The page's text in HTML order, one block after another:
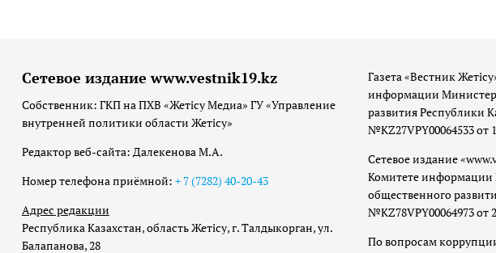
Сетевое издание www.vestnik19.kz
Собственник: ГКП на ПХВ «Жетісу Медиа» ГУ «Управление
внутренней политики области Жетісу»
Редактор веб-сайта: Далекенова М.А.
Номер телефона приёмной: + 7 (7282) 40-20-43
Адрес редакции
Республика Казахстан, область Жетісу, г. Талдыкорган, ул.
Балапанова, 28
Газета «Вестник
информации
развития Республики
№KZ27VPY00064533 от
Сетевое издание
Комитете
общественного
№KZ78VPY00064973 от
По вопросам